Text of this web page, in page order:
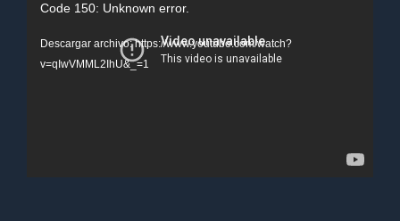
vídeo
Code 150: Unknown error.
Descargar archivo: https://www.youtube.com/watch?
v=qIwVMML2IhU&_=1